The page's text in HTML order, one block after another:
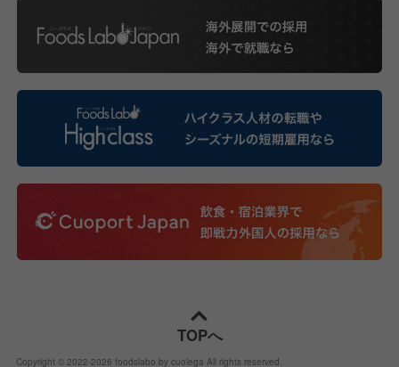
TOPへ
Copyright © 2022-2026 foodslabo by cuolega All rights reserved.